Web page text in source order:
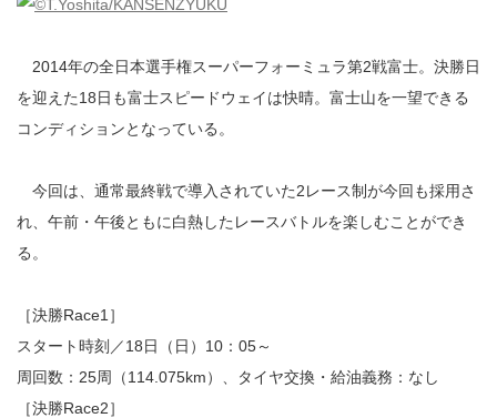
2014年の全日本選手権スーパーフォーミュラ第2戦富士。決勝日
を迎えた18日も富士スピードウェイは快晴。富士山を一望できる
コンディションとなっている。
今回は、通常最終戦で導入されていた2レース制が今回も採用さ
れ、午前・午後ともに白熱したレースバトルを楽しむことができ
る。
［決勝Race1］
スタート時刻／18日（日）10：05～
周回数：25周（114.075km）、タイヤ交換・給油義務：なし
［決勝Race2］